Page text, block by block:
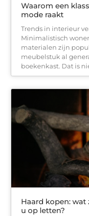
Waarom een
mode raakt
Trends in interieur
Minimalistisch
materialen zijn
meubelstuk al
boekenkast. Dat is
Haard kopen:
u op letten?